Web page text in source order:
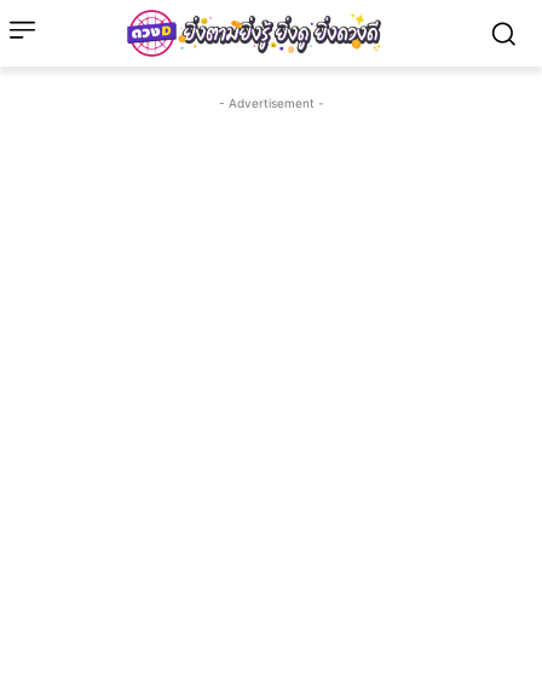
- Advertisement -